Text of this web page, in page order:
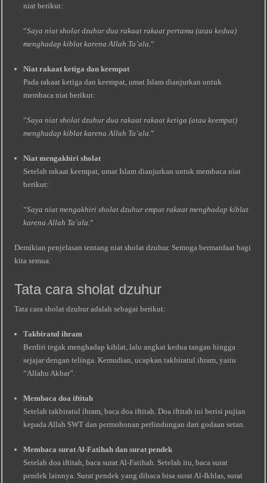
niat berikut:
“Saya niat sholat dzuhur dua rakaat rakaat pertama (atau kedua)
menghadap kiblat karena Allah Ta’ala.“
Niat rakaat ketiga dan keempat
Pada rakaat ketiga dan keempat, umat Islam dianjurkan untuk
membaca niat berikut:
“Saya niat sholat dzuhur dua rakaat rakaat ketiga (atau keempat)
menghadap kiblat karena Allah Ta’ala.“
Niat mengakhiri sholat
Setelah rakaat keempat, umat Islam dianjurkan untuk membaca niat
berikut:
“Saya niat mengakhiri sholat dzuhur empat rakaat menghadap kiblat
karena Allah Ta’ala.“
Demikian penjelasan tentang niat sholat dzuhur. Semoga bermanfaat bagi
kita semua.
Tata cara sholat dzuhur
Tata cara sholat dzuhur adalah sebagai berikut:
Takbiratul ihram
Berdiri tegak menghadap kiblat, lalu angkat kedua tangan hingga
sejajar dengan telinga. Kemudian, ucapkan takbiratul ihram, yaitu
“Allahu Akbar”.
Membaca doa iftitah
Setelah takbiratul ihram, baca doa iftitah. Doa iftitah ini berisi pujian
kepada Allah SWT dan permohonan perlindungan dari godaan setan.
Membaca surat Al-Fatihah dan surat pendek
Setelah doa iftitah, baca surat Al-Fatihah. Setelah itu, baca surat
pendek lainnya. Surat pendek yang dibaca bisa surat Al-Ikhlas, surat